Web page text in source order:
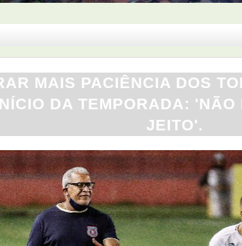
MAIS PACIÊNCIA DOS
DA TEMPORADA:
JEITO'.